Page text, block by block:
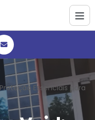
Essenciais para